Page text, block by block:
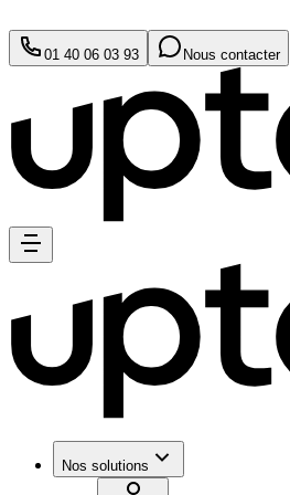
01 40 06 03 93 Nous contacter
Nos solutions